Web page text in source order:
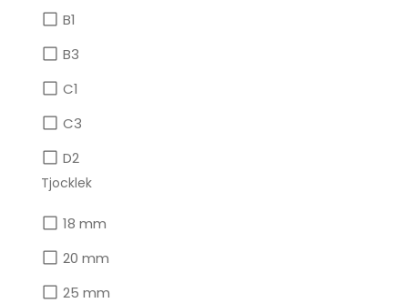
B1
B3
C1
C3
D2
Tjocklek
18 mm
20 mm
25 mm